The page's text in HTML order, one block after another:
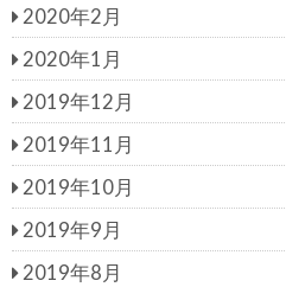
2020年2月
2020年1月
2019年12月
2019年11月
2019年10月
2019年9月
2019年8月